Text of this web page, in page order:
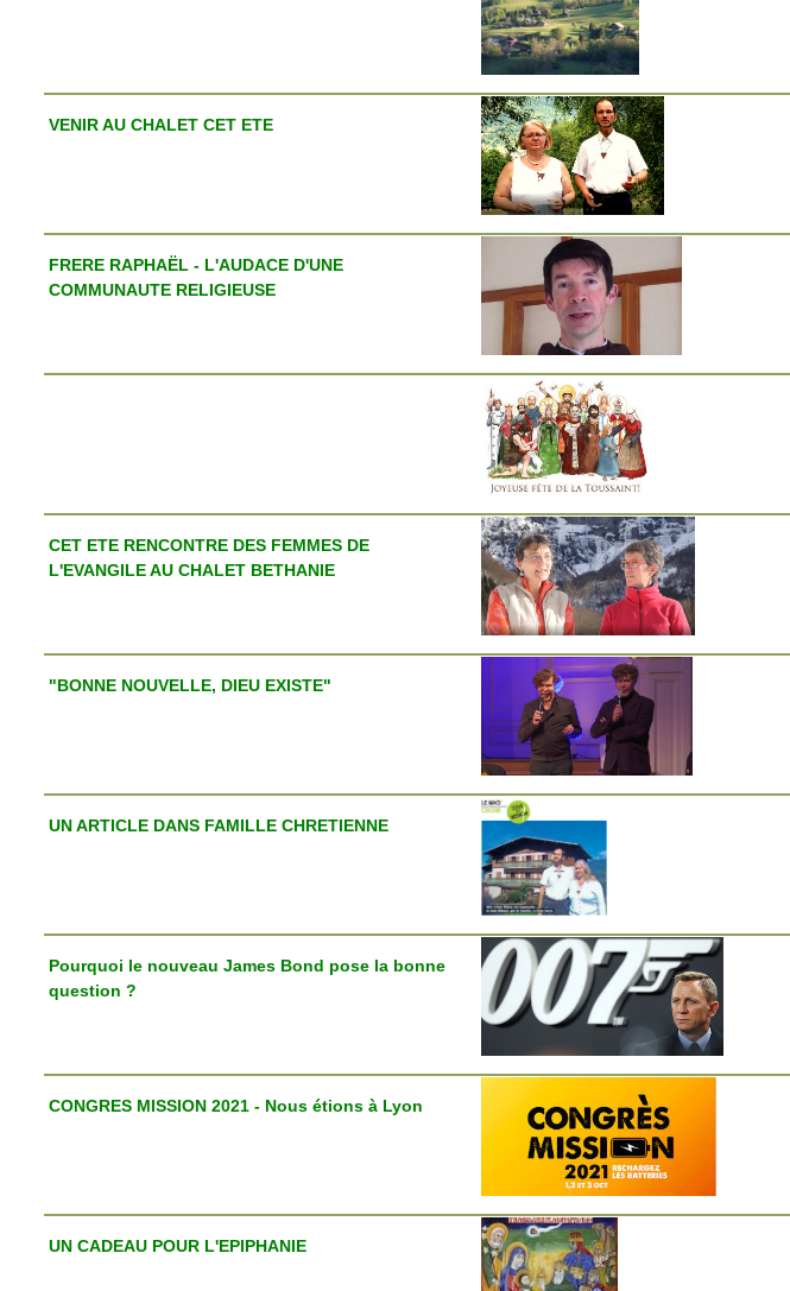
VENIR AU CHALET CET ETE
FRERE RAPHAËL - L'AUDACE D'UNE
COMMUNAUTE RELIGIEUSE
CET ETE RENCONTRE DES FEMMES DE
L'EVANGILE AU CHALET BETHANIE
"BONNE NOUVELLE, DIEU EXISTE"
UN ARTICLE DANS FAMILLE CHRETIENNE
Pourquoi le nouveau James Bond pose la bonne
question ?
CONGRES MISSION 2021 - Nous étions à Lyon
UN CADEAU POUR L'EPIPHANIE